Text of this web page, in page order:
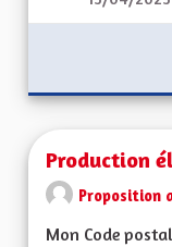
Production
Proposition
Mon Code